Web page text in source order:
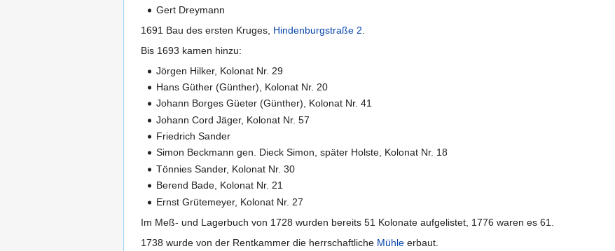
Gert Dreymann
1691 Bau des ersten Kruges, Hindenburgstraße 2
Bis 1693 kamen hinzu:
Jörgen Hilker, Kolonat Nr. 29
Hans Güther (Günther), Kolonat Nr. 20
Johann Borges Güeter (Günther), Kolonat Nr. 41
Johann Cord Jäger, Kolonat Nr. 57
Friedrich Sander
Simon Beckmann gen. Dieck Simon, später Holste, Kolonat Nr. 18
Tönnies Sander, Kolonat Nr. 30
Berend Bade, Kolonat Nr. 21
Ernst Grütemeyer, Kolonat Nr. 27
Im Meß- und Lagerbuch von 1728 wurden bereits 51 Kolonate aufgelistet, 1776 waren es 61.
1738 wurde von der Rentkammer die herrschaftliche Mühle erbaut.